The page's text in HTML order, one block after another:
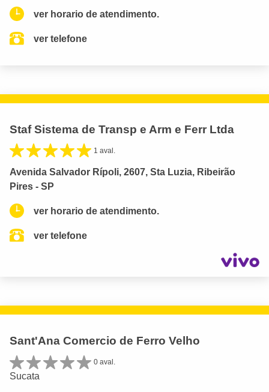
ver horario de atendimento.
ver telefone
Staf Sistema de Transp e Arm e Ferr Ltda
1 aval.
Avenida Salvador Rípoli, 2607, Sta Luzia, Ribeirão
Pires - SP
ver horario de atendimento.
ver telefone
Sant'Ana Comercio de Ferro Velho
0 aval.
Sucata